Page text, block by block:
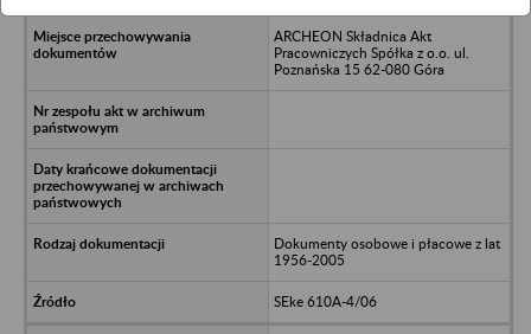
ARCHEON Składnica Akt
Pracowniczych Spółka z o.o. ul.
Poznańska 15 62-080 Góra
Dokumenty osobowe i płacowe z lat
1956-2005
SEke 610A-4/06